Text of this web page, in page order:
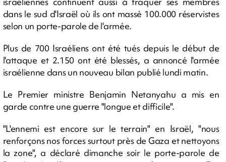
dans le sud d'Israël où ils ont massé 100.000 réservistes
selon un porte-parole de l'armée.
Plus de 700 Israéliens ont été tués depuis le début de
l'attaque et 2.150 ont été blessés, a annoncé l'armée
israélienne dans un nouveau bilan publié lundi matin.
Le Premier ministre Benjamin Netanyahu a mis en
garde contre une guerre "longue et difficile".
"L'ennemi est encore sur le terrain" en Israël, "nous
renforçons nos forces surtout près de Gaza et nettoyons
la zone", a déclaré dimanche soir le porte-parole de